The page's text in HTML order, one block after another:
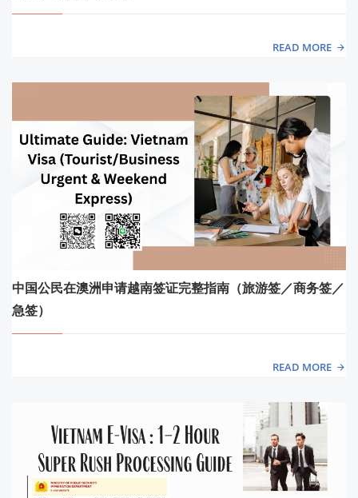
READ MORE
中国公民在澳洲申请越南签证完整指南（旅游签／商务签／
急签）
READ MORE